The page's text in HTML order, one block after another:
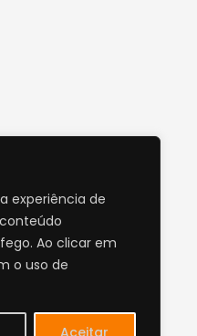
experiência de
Ao clicar em
o uso de
Aceitar